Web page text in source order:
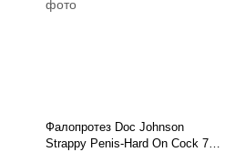
Фалопротез Doc Johnson
Strappy Penis-Hard On Cock 7